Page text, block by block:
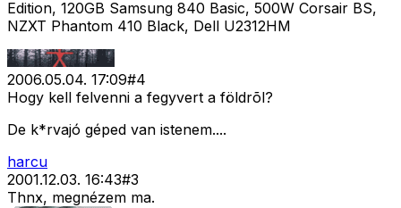
Edition, 120GB Samsung 840 Basic, 500W Corsair BS,
NZXT Phantom 410 Black, Dell U2312HM
2006.05.04. 17:09#4
Hogy kell felvenni a fegyvert a földrõl?
De k*rvajó géped van istenem....
harcu
2001.12.03. 16:43#3
Thnx, megnézem ma.